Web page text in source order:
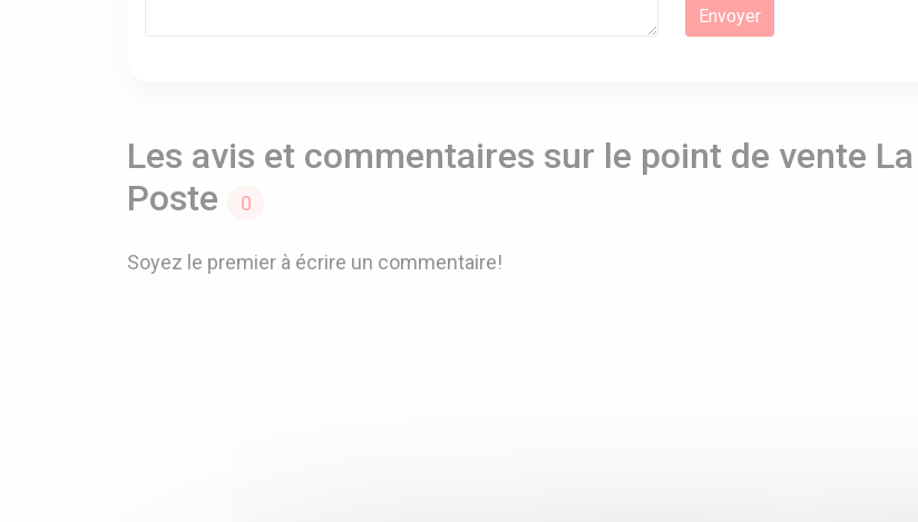
Les avis et commentaires sur le point de vente La
Poste
0
Soyez le premier à écrire un commentaire!